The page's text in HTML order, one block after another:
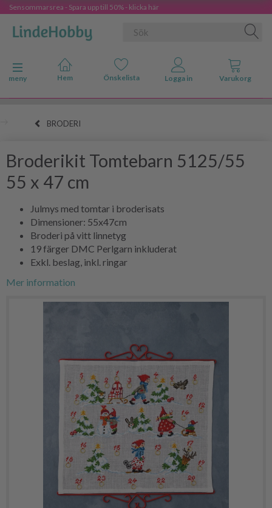
Sensommarsrea - Spara upp till 50% - klicka här
Ändra navigering
meny
BRODERI
Broderikit Tomtebarn 5125/55
55 x 47 cm
Julmys med tomtar i broderisats
Dimensioner: 55x47cm
Broderi på vitt linnetyg
19 färger DMC Perlgarn inkluderat
Exkl. beslag, inkl. ringar
Mer information